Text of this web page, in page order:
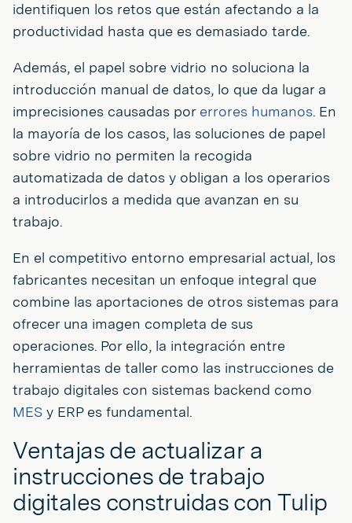
identifiquen los retos que están afectando a la
productividad hasta que es demasiado tarde.
Además, el papel sobre vidrio no soluciona la
introducción manual de datos, lo que da lugar a
imprecisiones causadas por errores humanos. En
la mayoría de los casos, las soluciones de papel
sobre vidrio no permiten la recogida
automatizada de datos y obligan a los operarios
a introducirlos a medida que avanzan en su
trabajo.
En el competitivo entorno empresarial actual, los
fabricantes necesitan un enfoque integral que
combine las aportaciones de otros sistemas para
ofrecer una imagen completa de sus
operaciones. Por ello, la integración entre
herramientas de taller como las instrucciones de
trabajo digitales con sistemas backend como
MES y ERP es fundamental.
Ventajas de actualizar a
instrucciones de trabajo
digitales construidas con Tulip